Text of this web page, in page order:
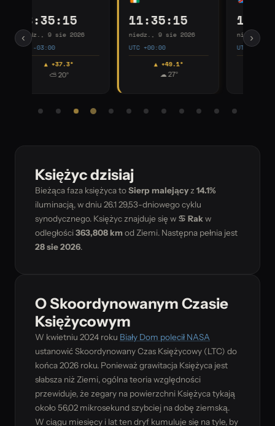
‹
12:35:15
niedz., 9 sie 2026
UTC +01:00
▲ +27.6°
13:35:15
niedz., 9 sie 2026
UTC +02:00
▲ +5.0°
›
Księżyc dzisiaj
Bieżąca faza księżyca toSierp malejącyz 14.1%
iluminacją, w dniu 26.1 29,53-dniowego cyklu
synodycznego. Księżyc znajduje się w ♋ Rak w
odległości363,808 kmod Ziemi. Następna pełnia jest
28 sie 2026.
O Skoordynowanym Czasie
Księżycowym
W kwietniu 2024 roku Biały Dom polecił NASA
ustanowić Skoordynowany Czas Księżycowy (LTC) do
końca 2026 roku. Ponieważ grawitacja Księżyca jest
słabsza niż Ziemi, ogólna teoria względności
przewiduje, że zegary na powierzchni Księżyca tykają
około 56,02 mikrosekund szybciej na dobę ziemską.
W ciągu miesięcy i lat ten dryf kumuluje się na tyle, by